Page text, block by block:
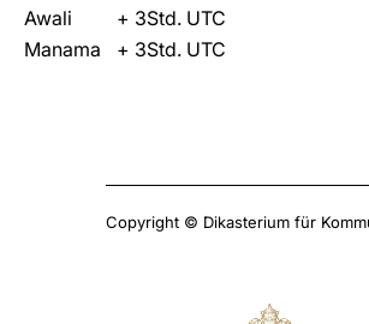
Awali
+ 3Std. UTC
Manama
+ 3Std. UTC
Copyright © Dikasterium für